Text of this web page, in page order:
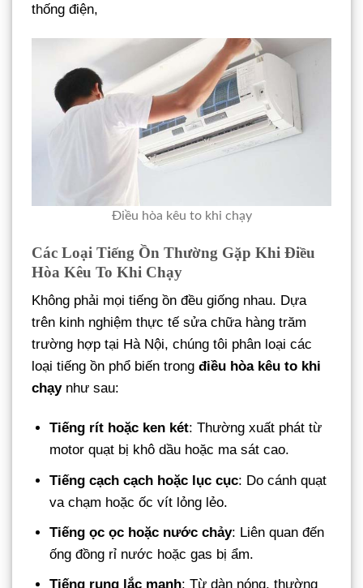
thống điện,
Điều hòa kêu to khi chạy
Các Loại Tiếng Ồn Thường Gặp Khi Điều
Hòa Kêu To Khi Chạy
Không phải mọi tiếng ồn đều giống nhau. Dựa
trên kinh nghiệm thực tế sửa chữa hàng trăm
trường hợp tại Hà Nội, chúng tôi phân loại các
loại tiếng ồn phổ biến trong điều hòa kêu to khi
chạynhư sau:
Tiếng rít hoặc ken két: Thường xuất phát từ
motor quạt bị khô dầu hoặc ma sát cao.
Tiếng cạch cạch hoặc lục cục: Do cánh quạt
va chạm hoặc ốc vít lỏng lẻo.
Tiếng ọc ọc hoặc nước chảy: Liên quan đến
ống đồng rỉ nước hoặc gas bị ẩm.
Tiếng rung lắc mạnh: Từ dàn nóng, thường